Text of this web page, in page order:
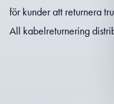
för kunder att returnera
All kabelreturnering